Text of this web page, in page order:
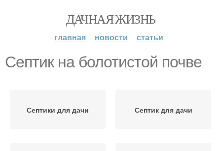
ДАЧНАЯ ЖИЗНЬ
главная новости статьи
Септик на болотистой почве
Септики для дачи Септик для дачи